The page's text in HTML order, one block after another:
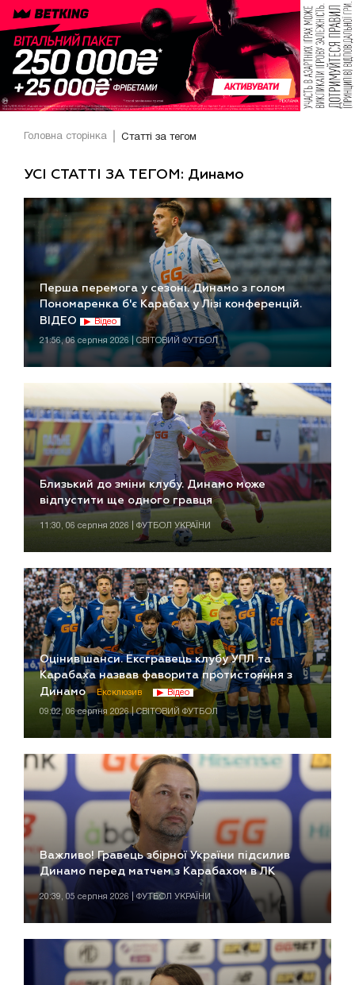
Головна сторінка Статті за тегом
УСІ СТАТТІ ЗА ТЕГОМ: Динамо
Перша перемога у сезоні. Динамо з голом
Пономаренка б'є Карабах у Лізі конференцій.
ВІДЕО
Відео
21:56, 06 серпня 2026 | СВІТОВИЙ ФУТБОЛ
Близький до зміни клубу. Динамо може
відпустити ще одного гравця
11:30, 06 серпня 2026 | ФУТБОЛ УКРАЇНИ
Оцінив шанси. Ексгравець клубу УПЛ та
Карабаха назвав фаворита протистояння з
Динамо
Ексклюзив Відео
09:02, 06 серпня 2026 | СВІТОВИЙ ФУТБОЛ
Важливо! Гравець збірної України підсилив
Динамо перед матчем з Карабахом в ЛК
20:39, 05 серпня 2026 | ФУТБОЛ УКРАЇНИ